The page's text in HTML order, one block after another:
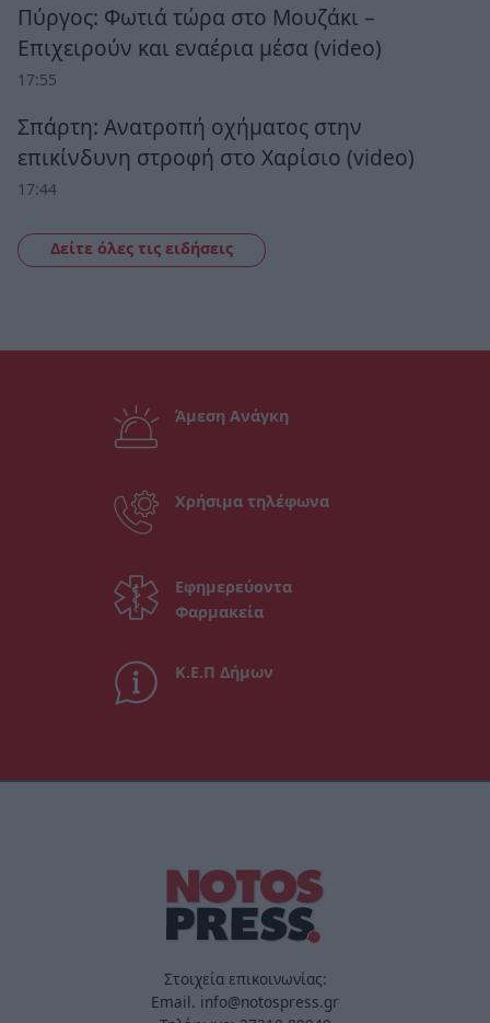
Πύργος: Φωτιά τώρα στο Μουζάκι –
Επιχειρούν και εναέρια μέσα (video)
17:55
Σπάρτη: Ανατροπή οχήματος στην
επικίνδυνη στροφή στο Χαρίσιο (video)
17:44
Δείτε όλες τις ειδήσεις
Άμεση Ανάγκη
Χρήσιμα τηλέφωνα
Εφημερεύοντα
Φαρμακεία
Κ.Ε.Π Δήμων
Στοιχεία επικοινωνίας:
Email. info@notospress.gr